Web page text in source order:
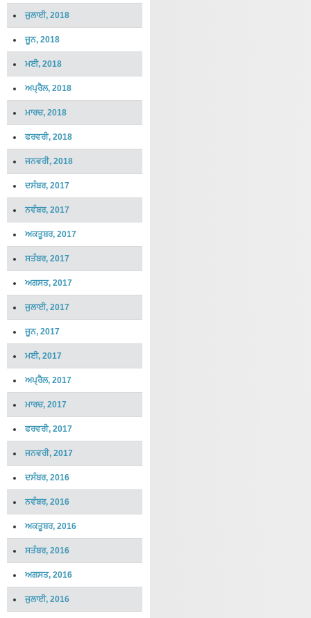
ਜੁਲਾਈ, 2018
ਜੂਨ, 2018
ਮਈ, 2018
ਅਪ੍ਰੈਲ, 2018
ਮਾਰਚ, 2018
ਫਰਵਰੀ, 2018
ਜਨਵਰੀ, 2018
ਦਸੰਬਰ, 2017
ਨਵੰਬਰ, 2017
ਅਕਤੂਬਰ, 2017
ਸਤੰਬਰ, 2017
ਅਗਸਤ, 2017
ਜੁਲਾਈ, 2017
ਜੂਨ, 2017
ਮਈ, 2017
ਅਪ੍ਰੈਲ, 2017
ਮਾਰਚ, 2017
ਫਰਵਰੀ, 2017
ਜਨਵਰੀ, 2017
ਦਸੰਬਰ, 2016
ਨਵੰਬਰ, 2016
ਅਕਤੂਬਰ, 2016
ਸਤੰਬਰ, 2016
ਅਗਸਤ, 2016
ਜੁਲਾਈ, 2016